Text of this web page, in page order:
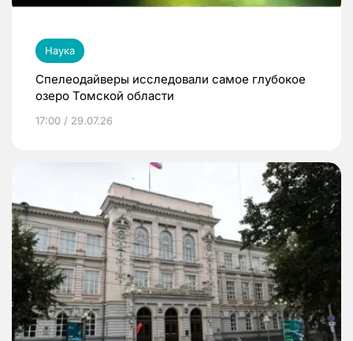
Наука
Спелеодайверы исследовали самое глубокое
озеро Томской области
17:00 / 29.07.26